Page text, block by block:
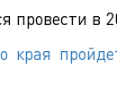
в
края